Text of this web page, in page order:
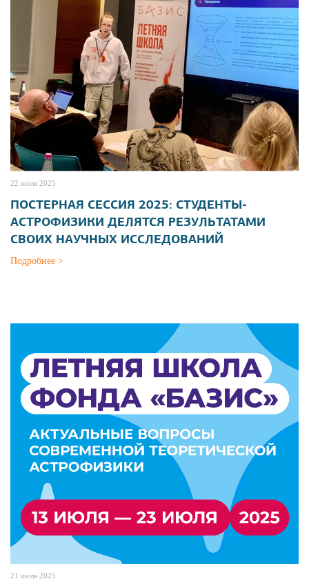
22 июля 2025
ПОСТЕРНАЯ СЕССИЯ 2025: СТУДЕНТЫ-
АСТРОФИЗИКИ ДЕЛЯТСЯ РЕЗУЛЬТАТАМИ
СВОИХ НАУЧНЫХ ИССЛЕДОВАНИЙ
Подробнее >
21 июля 2025